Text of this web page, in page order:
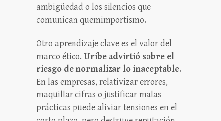
ambigüedad o los silencios que
comunican quemimportismo.
Otro aprendizaje clave es el valor del
marco ético. Uribe advirtió sobre el
riesgo de normalizar lo inaceptable.
En las empresas, relativizar errores,
maquillar cifras o justificar malas
prácticas puede aliviar tensiones en el